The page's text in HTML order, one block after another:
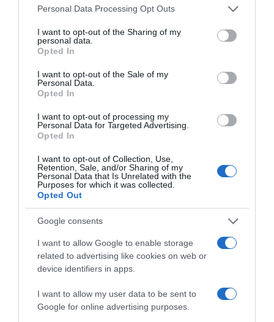
Please note that this website/app uses one or more Google
not limited to your visit or usage behaviour. You may click to
grant or deny consent to Google and its third-party tags to
use your data for below specified purposes in below Google
consent section.
Personal Data Processing Opt Outs
I want to opt-out of the Sharing of my
personal data.
Opted In
I want to opt-out of the Sale of my
Personal Data.
Opted In
I want to opt-out of processing my
Personal Data for Targeted Advertising.
Opted In
I want to opt-out of Collection, Use,
Retention, Sale, and/or Sharing of my
Personal Data that Is Unrelated with the
Purposes for which it was collected.
Opted Out
Google consents
I want to allow Google to enable storage
related to advertising like cookies on web or
device identifiers in apps.
I want to allow my user data to be sent to
Google for online advertising purposes.
Megosztás: Facebook Twitter Pinterest
Címkék: sikertörténet ,szerelem
társkeresés,online párkeresés